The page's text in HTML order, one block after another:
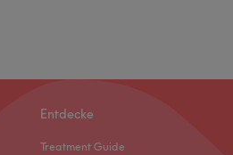
Entdecke
Treatment Guide